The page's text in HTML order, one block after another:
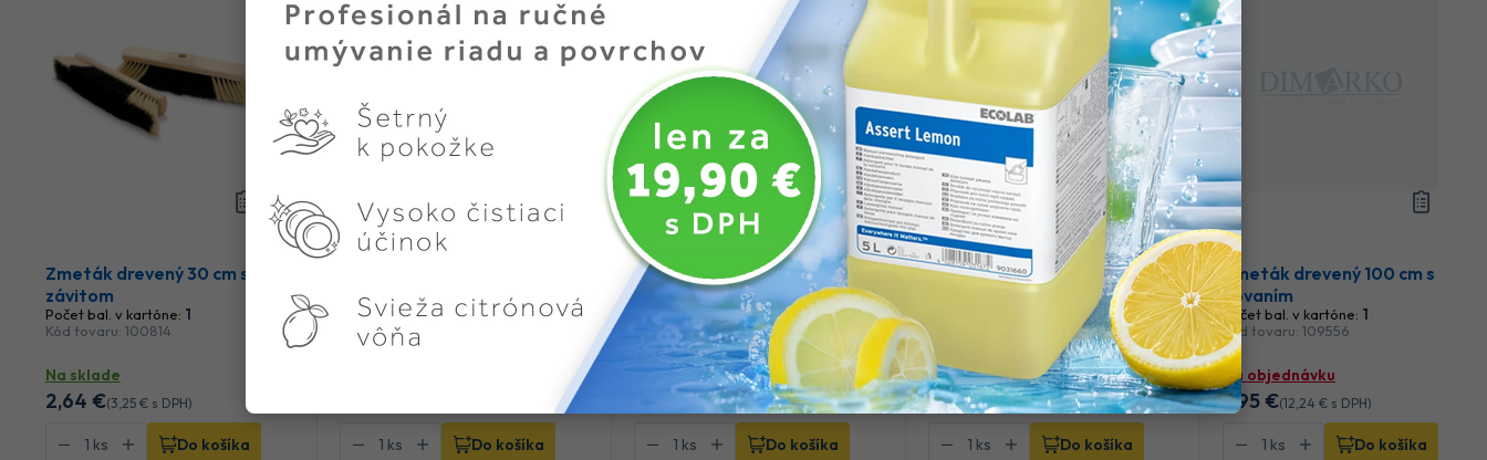
Zmeták drevený 30 cm so
závitom
Počet bal. v kartóne: 1
Kód tovaru: 100814
Na sklade
2,64 €(3,25 € s DPH)
Do košíka
kovaním
Počet bal. v kartóne: 1
Kód tovaru: 105186
Do košíka
Zmeták de LUX s rúčkou
mix
Počet bal. v kartóne: 12
Kód tovaru: 100977
Na sklade
,48 € 4,28 €s DPH)
Do košíka
Zmeták de LUX bez rúčky
Počet bal. v kartóne:
Na objednávku
2,37 €(2,92 €s DPH)
Do košíka
Zmeták drevený 100 cm s
kovaním
Počet bal. v kartóne: 1
Kód tovaru: 109556
Na objednávku
9,95 €(12,24 € s DPH)
Do košíka